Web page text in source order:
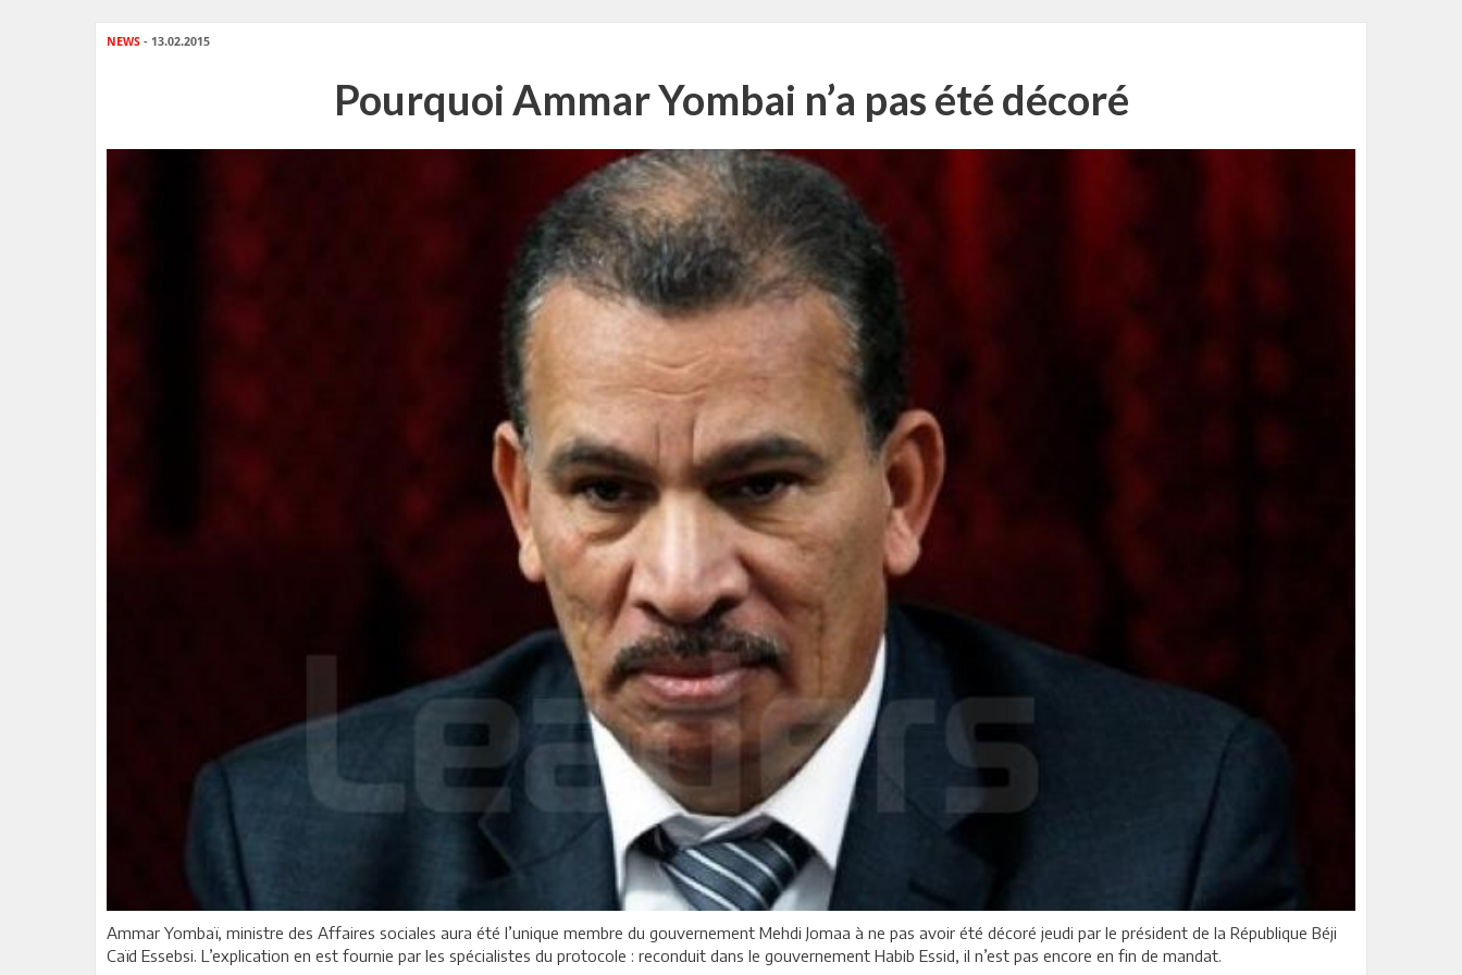
NEWS - 13.02.2015
Pourquoi Ammar Yombai n’a pas été décoré
Ammar Yombaï, ministre des Affaires sociales aura été l’unique membre du gouvernement Mehdi Jomaa à ne pas avoir été décoré jeudi par le président de la République Béji
Caïd Essebsi. L’explication en est fournie par les spécialistes du protocole : reconduit dans le gouvernement Habib Essid, il n’est pas encore en fin de mandat.